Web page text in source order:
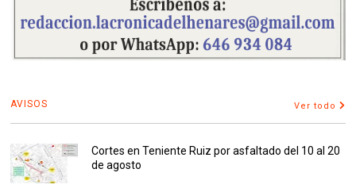
AVISOS Ver todo
Cortes en Teniente Ruiz por asfaltado del 10 al 20
de agosto